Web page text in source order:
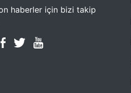
haberler için bizi takip